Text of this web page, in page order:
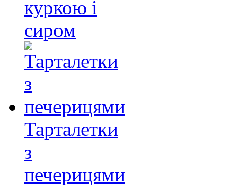
куркою і
сиром
Тарталетки
з
печерицями